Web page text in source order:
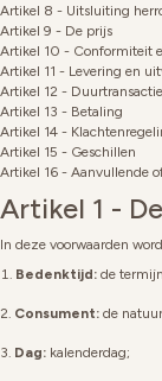
Artikel 8 - Uitsluiting
Artikel 9 - De prijs
Artikel 10 - Conformiteit
Artikel 11 - Levering en
Artikel 12 -
Artikel 13 - Betaling
Artikel 14 -
Artikel 15 - Geschillen
Artikel 16 - Aanvullende
Artikel 1 -
In deze voorwaarden
Bedenktijd: de
Consument: de
Dag: kalenderdag;